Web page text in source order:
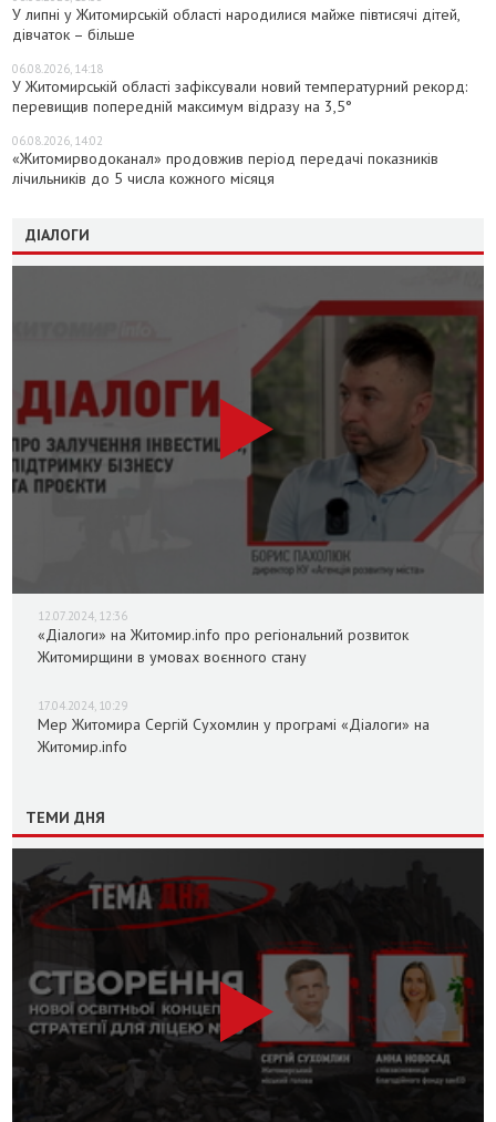
У липні у Житомирській області народилися майже півтисячі дітей,
дівчаток – більше
06.08.2026, 14:18
У Житомирській області зафіксували новий температурний рекорд:
перевищив попередній максимум відразу на 3,5°
06.08.2026, 14:02
«Житомирводоканал» продовжив період передачі показників
лічильників до 5 числа кожного місяця
ДІАЛОГИ
12.07.2024, 12:36
«Діалоги» на Житомир.info про регіональний розвиток
Житомирщини в умовах воєнного стану
17.04.2024, 10:29
Мер Житомира Сергій Сухомлин у програмі «Діалоги» на
Житомир.info
ТЕМИ ДНЯ